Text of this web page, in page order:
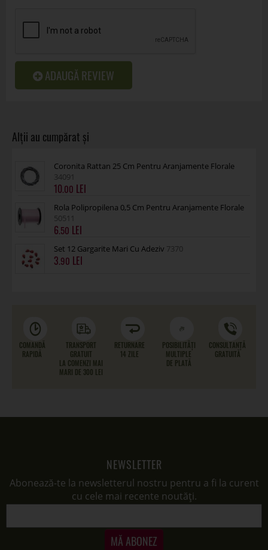
ADAUGĂ REVIEW
Coronita Rattan 25 Cm Pentru Aranjamente Florale
34091
10.00
Rola Polipropilena 0,5 Cm Pentru Aranjamente Florale
50511
6.50
Set 12 Gargarite Mari Cu Adeziv 7370
3.90
COMANDĂ
RAPIDĂ
TRANSPORT
GRATUIT
LA COMENZI MAI
MARI DE 300 LEI
RETURNARE
14 ZILE
POSIBILITĂȚI
MULTIPLE
DE PLATĂ
CONSULTANȚĂ
GRATUITĂ
NEWSLETTER
Abonează-te la newsletterul nostru pentru a fi la curent
cu cele mai recente noutăți.
MĂ ABONEZ